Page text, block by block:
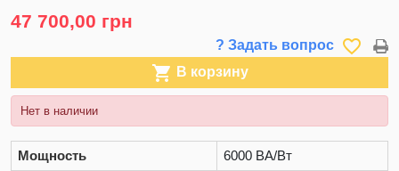
47 700,00 грн
? Задать вопрос favorite_border
 В корзину
Нет в наличии
Мощность
6000 ВА/Вт